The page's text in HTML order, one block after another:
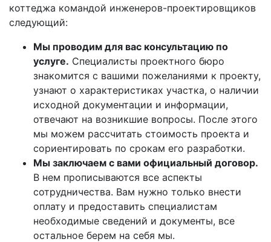
коттеджа командой инженеров-проектировщиков
следующий:
Мы проводим для вас консультацию по
услуге. Специалисты проектного бюро
знакомится с вашими пожеланиями к проекту,
узнают о характеристиках участка, о наличии
исходной документации и информации,
отвечают на возникшие вопросы. После этого
мы можем рассчитать стоимость проекта и
сориентировать по срокам его разработки.
Мы заключаем с вами официальный договор.
В нем прописываются все аспекты
сотрудничества. Вам нужно только внести
оплату и предоставить специалистам
необходимые сведений и документы, все
остальное берем на себя мы.